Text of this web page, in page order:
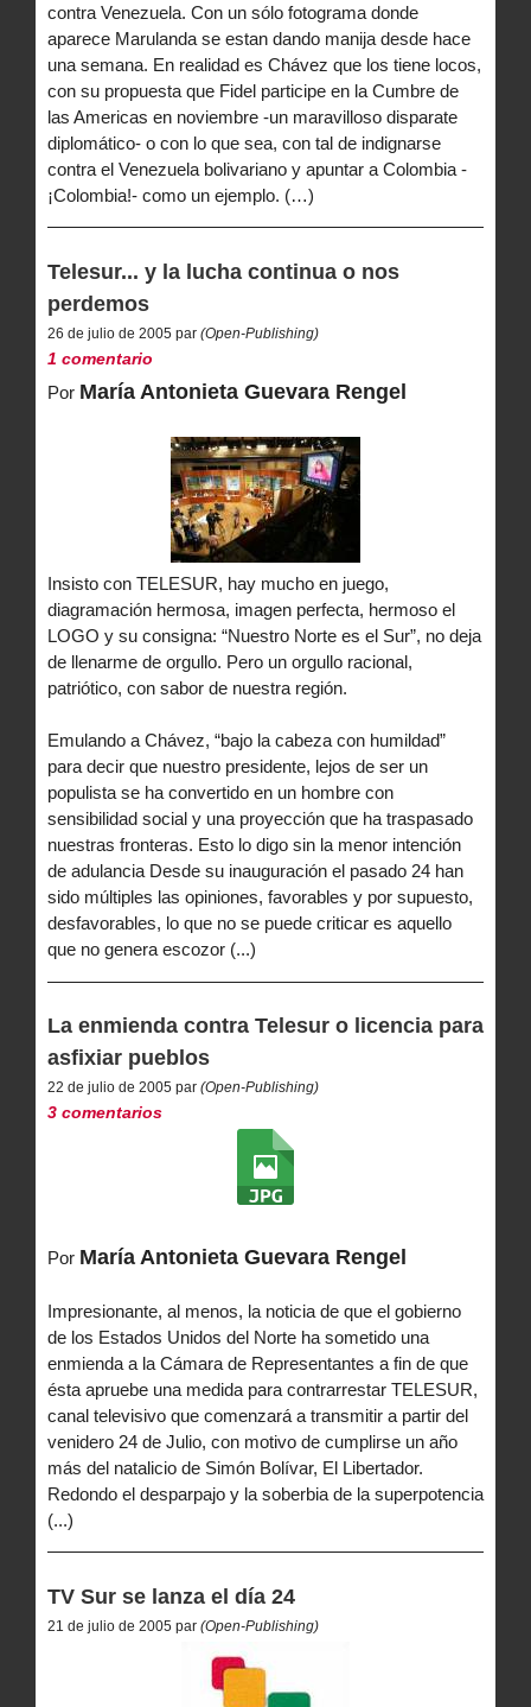
contra Venezuela. Con un sólo fotograma donde
aparece Marulanda se estan dando manija desde hace
una semana. En realidad es Chávez que los tiene locos,
con su propuesta que Fidel participe en la Cumbre de
las Americas en noviembre -un maravilloso disparate
diplomático- o con lo que sea, con tal de indignarse
contra el Venezuela bolivariano y apuntar a Colombia -
¡Colombia!- como un ejemplo. (…)
Telesur... y la lucha continua o nos
perdemos
26 de julio de 2005 par (Open-Publishing)
1 comentario
Por María Antonieta Guevara Rengel
Insisto con TELESUR, hay mucho en juego,
diagramación hermosa, imagen perfecta, hermoso el
LOGO y su consigna: “Nuestro Norte es el Sur”, no deja
de llenarme de orgullo. Pero un orgullo racional,
patriótico, con sabor de nuestra región.
Emulando a Chávez, “bajo la cabeza con humildad”
para decir que nuestro presidente, lejos de ser un
populista se ha convertido en un hombre con
sensibilidad social y una proyección que ha traspasado
nuestras fronteras. Esto lo digo sin la menor intención
de adulancia Desde su inauguración el pasado 24 han
sido múltiples las opiniones, favorables y por supuesto,
desfavorables, lo que no se puede criticar es aquello
que no genera escozor (...)
La enmienda contra Telesur o licencia para
asfixiar pueblos
22 de julio de 2005 par (Open-Publishing)
3 comentarios
Por María Antonieta Guevara Rengel
Impresionante, al menos, la noticia de que el gobierno
de los Estados Unidos del Norte ha sometido una
enmienda a la Cámara de Representantes a fin de que
ésta apruebe una medida para contrarrestar TELESUR,
canal televisivo que comenzará a transmitir a partir del
venidero 24 de Julio, con motivo de cumplirse un año
más del natalicio de Simón Bolívar, El Libertador.
Redondo el desparpajo y la soberbia de la superpotencia
(...)
TV Sur se lanza el día 24
21 de julio de 2005 par (Open-Publishing)